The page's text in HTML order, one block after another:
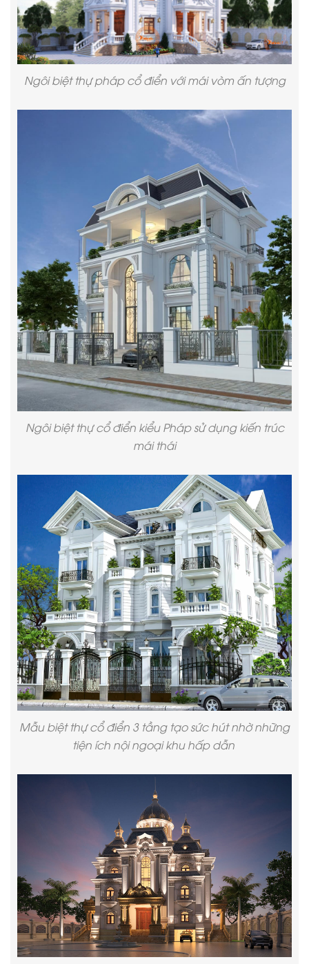
Ngôi biệt thự pháp cổ điển với mái vòm ấn tượng
Ngôi biệt thự cổ điển kiểu Pháp sử dụng kiến trúc
mái thái
Mẫu biệt thự cổ điển 3 tầng tạo sức hút nhờ những
tiện ích nội ngoại khu hấp dẫn